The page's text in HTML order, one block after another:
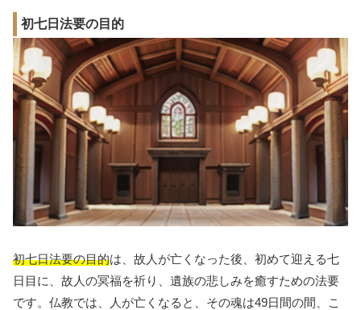
初七日法要の目的
初七日法要の目的は、故人が亡くなった後、初めて迎える七
日目に、故人の冥福を祈り、遺族の悲しみを癒すための法要
です。仏教では、人が亡くなると、その魂は49日間の間、こ